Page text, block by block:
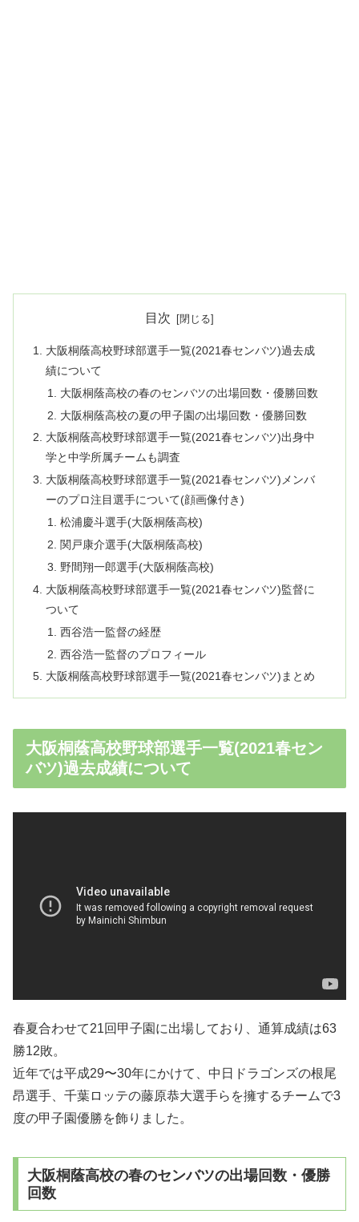
目次
大阪桐蔭高校野球部選手一覧(2021春センバツ)過去成
績について
大阪桐蔭高校の春のセンバツの出場回数・優勝回数
大阪桐蔭高校の夏の甲子園の出場回数・優勝回数
大阪桐蔭高校野球部選手一覧(2021春センバツ)出身中
学と中学所属チームも調査
大阪桐蔭高校野球部選手一覧(2021春センバツ)メンバ
ーのプロ注目選手について(顔画像付き)
松浦慶斗選手(大阪桐蔭高校)
関戸康介選手(大阪桐蔭高校)
野間翔一郎選手(大阪桐蔭高校)
大阪桐蔭高校野球部選手一覧(2021春センバツ)監督に
ついて
西谷浩一監督の経歴
西谷浩一監督のプロフィール
大阪桐蔭高校野球部選手一覧(2021春センバツ)まとめ
大阪桐蔭高校野球部選手一覧(2021春セン
バツ)過去成績について
春夏合わせて21回甲子園に出場しており、通算成績は63
勝12敗。
近年では平成29〜30年にかけて、中日ドラゴンズの根尾
昂選手、千葉ロッテの藤原恭大選手らを擁するチームで3
度の甲子園優勝を飾りました。
大阪桐蔭高校の春のセンバツの出場回数・優勝
回数